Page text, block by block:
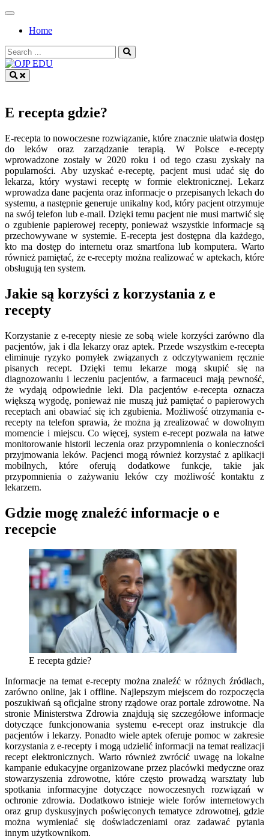
Skip
contentHome
Search
for:
E recepta gdzie?
E-recepta to nowoczesne rozwiązanie, które znacznie ułatwia dostęp
do leków oraz zarządzanie terapią. W Polsce e-recepty
wprowadzone zostały w 2020 roku i od tego czasu zyskały na
popularności. Aby uzyskać e-receptę, pacjent musi udać się do
lekarza, który wystawi receptę w formie elektronicznej. Lekarz
wprowadza dane pacjenta oraz informacje o przepisanych lekach do
systemu, a następnie generuje unikalny kod, który pacjent otrzymuje
na swój telefon lub e-mail. Dzięki temu pacjent nie musi martwić się
o zgubienie papierowej recepty, ponieważ wszystkie informacje są
przechowywane w systemie. E-recepta jest dostępna dla każdego,
kto ma dostęp do internetu oraz smartfona lub komputera. Warto
również pamiętać, że e-recepty można realizować w aptekach, które
obsługują ten system.
Jakie są korzyści z korzystania z e
recepty
Korzystanie z e-recepty niesie ze sobą wiele korzyści zarówno dla
pacjentów, jak i dla lekarzy oraz aptek. Przede wszystkim e-recepta
eliminuje ryzyko pomyłek związanych z odczytywaniem ręcznie
pisanych recept. Dzięki temu lekarze mogą skupić się na
diagnozowaniu i leczeniu pacjentów, a farmaceuci mają pewność,
że wydają odpowiednie leki. Dla pacjentów e-recepta oznacza
większą wygodę, ponieważ nie muszą już pamiętać o papierowych
receptach ani obawiać się ich zgubienia. Możliwość otrzymania e-
recepty na telefon sprawia, że można ją zrealizować w dowolnym
momencie i miejscu. Co więcej, system e-recept pozwala na łatwe
monitorowanie historii leczenia oraz przypomnienia o konieczności
przyjmowania leków. Pacjenci mogą również korzystać z aplikacji
mobilnych, które oferują dodatkowe funkcje, takie jak
przypomnienia o zażywaniu leków czy możliwość kontaktu z
lekarzem.
Gdzie mogę znaleźć informacje o e
recepcie
E recepta gdzie?
Informacje na temat e-recepty można znaleźć w różnych źródłach,
zarówno online, jak i offline. Najlepszym miejscem do rozpoczęcia
poszukiwań są oficjalne strony rządowe oraz portale zdrowotne. Na
stronie Ministerstwa Zdrowia znajdują się szczegółowe informacje
dotyczące funkcjonowania systemu e-recept oraz instrukcje dla
pacjentów i lekarzy. Ponadto wiele aptek oferuje pomoc w zakresie
korzystania z e-recepty i mogą udzielić informacji na temat realizacji
recept elektronicznych. Warto również zwrócić uwagę na lokalne
kampanie edukacyjne organizowane przez placówki medyczne oraz
stowarzyszenia zdrowotne, które często prowadzą warsztaty lub
spotkania informacyjne dotyczące nowoczesnych rozwiązań w
ochronie zdrowia. Dodatkowo istnieje wiele forów internetowych
oraz grup dyskusyjnych poświęconych tematyce zdrowotnej, gdzie
można wymieniać się doświadczeniami oraz zadawać pytania
innym użytkownikom.